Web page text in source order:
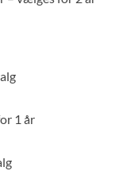
1 år